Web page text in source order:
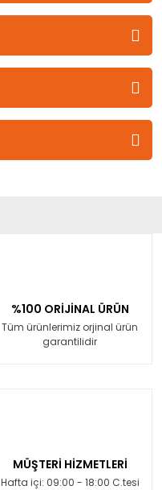
%100 ORİJİNAL ÜRÜN
Tüm ürünlerimiz orjinal ürün
garantilidir
MÜŞTERİ HİZMETLERİ
Hafta içi: 09:00 - 18:00 C.tesi